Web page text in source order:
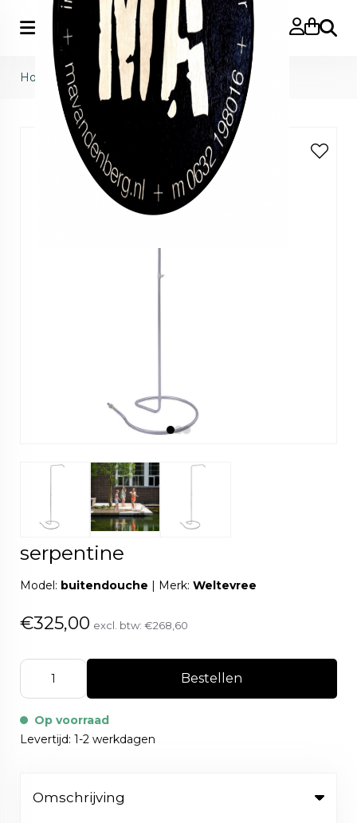
Home>Weltevree > serpentine
serpentine
Model: buitendouche | Merk: Weltevree
€325,00 excl. btw: €268,60
Bestellen
Op voorraad
Levertijd: 1-2 werkdagen
Omschrijving